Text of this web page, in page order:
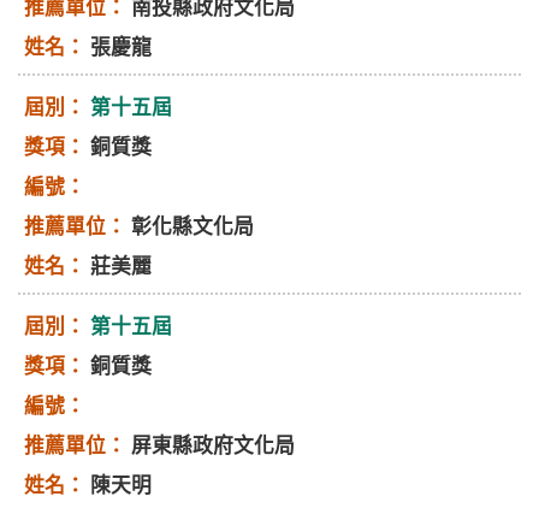
南投縣政府文化局
張慶龍
第十五屆
銅質獎
彰化縣文化局
莊美麗
第十五屆
銅質獎
屏東縣政府文化局
陳天明